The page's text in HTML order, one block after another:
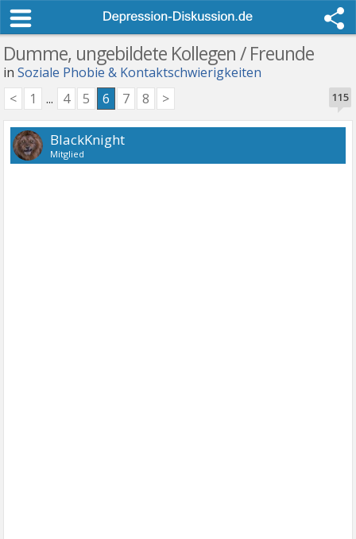
Dumme, ungebildete Kollegen / Freunde
inSoziale Phobie & Kontaktschwierigkeiten
115
< 1 ... 4 5 6 7 8 >
BlackKnight
Mitglied